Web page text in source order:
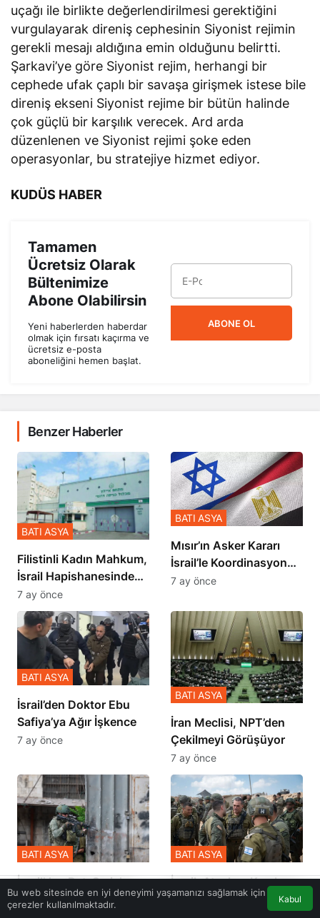
uçağı ile birlikte değerlendirilmesi gerektiğini
vurgulayarak direniş cephesinin Siyonist rejimin
gerekli mesajı aldığına emin olduğunu belirtti.
Şarkavi’ye göre Siyonist rejim, herhangi bir
cephede ufak çaplı bir savaşa girişmek istese bile
direniş ekseni Siyonist rejime bir bütün halinde
çok güçlü bir karşılık verecek. Ard arda
düzenlenen ve Siyonist rejimi şoke eden
operasyonlar, bu stratejiye hizmet ediyor.
KUDÜS HABER
Tamamen
Ücretsiz Olarak
Bültenimize
Abone Olabilirsin
Yeni haberlerden haberdar
olmak için fırsatı kaçırma ve
ücretsiz e-posta
aboneliğini hemen başlat.
ABONE OL
Benzer Haberler
Filistinli Kadın Mahkum,
İsrail Hapishanesindeki
Zulmü Anlattı
BATI ASYA
7 ay önce
Mısır’ın Asker Kararı
İsrail’le Koordinasyon
İçinde Gerçekleşmiş
BATI ASYA
7 ay önce
İsrail’den Doktor Ebu
Safiya’ya Ağır İşkence
BATI ASYA
7 ay önce
İran Meclisi, NPT’den
Çekilmeyi Görüşüyor
BATI ASYA
7 ay önce
​​​​​​​İsrail’den Batı Şeria’ya
Baskın
BATI ASYA
İsrail, Ateşkes Kapılarını
Kapatıyor
BATI ASYA
Bu web sitesinde en iyi deneyimi yaşamanızı sağlamak için
çerezler kullanılmaktadır.
Kabul
Anasayfa Akış Trafik